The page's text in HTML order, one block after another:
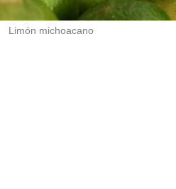
i
Limón michoacano